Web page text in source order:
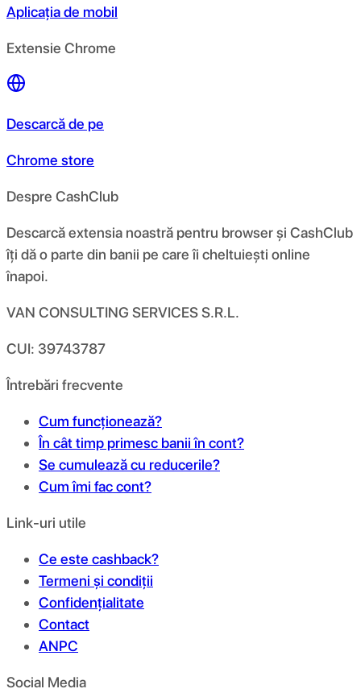
Aplicația de mobil
Extensie Chrome
Descarcă de pe
Chrome store
Despre CashClub
Descarcă extensia noastră pentru browser și CashClub
îți dă o parte din banii pe care îi cheltuiești online
înapoi.
VAN CONSULTING SERVICES S.R.L.
CUI: 39743787
Întrebări frecvente
Cum funcționează?
În cât timp primesc banii în cont?
Se cumulează cu reducerile?
Cum îmi fac cont?
Link-uri utile
Ce este cashback?
Termeni și condiții
Confidențialitate
Contact
ANPC
Social Media